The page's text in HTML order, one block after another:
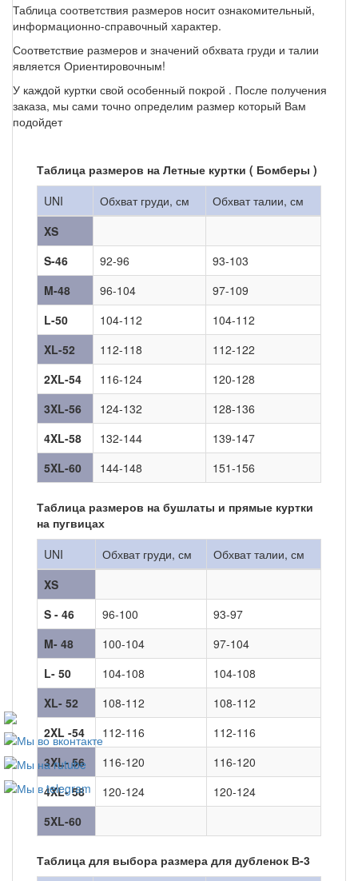
Таблица соответствия размеров носит ознакомительный,
информационно-справочный характер.
Соответствие размеров и значений обхвата груди и талии
является Ориентировочным!
У каждой куртки свой особенный покрой . После получения
заказа, мы сами точно определим размер который Вам
подойдет
Таблица размеров на Летные куртки ( Бомберы )
UNI
Обхват груди, см
Обхват талии, см
XS
S-46
92-96
93-103
M-48
96-104
97-109
L-50
104-112
104-112
XL-52
112-118
112-122
2XL-54
116-124
120-128
3XL-56
124-132
128-136
4XL-58
132-144
139-147
5XL-60
144-148 151-156
Таблица размеров на бушлаты и прямые куртки
на пугвицах
UNI
Обхват груди, см
Обхват талии, см
XS
S - 46
96-100
93-97
M- 48
100-104
97-104
L- 50
104-108
104-108
XL- 52
108-112
108-112
2XL -54
112-116
112-116
3XL- 56
116-120
116-120
4XL- 58
120-124
120-124
5XL-60
Таблица для выбора размера для дубленок В-3